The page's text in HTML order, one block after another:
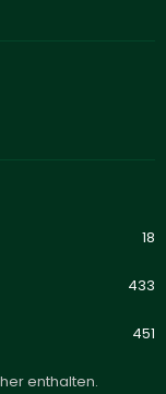
18
433
451
enthalten.